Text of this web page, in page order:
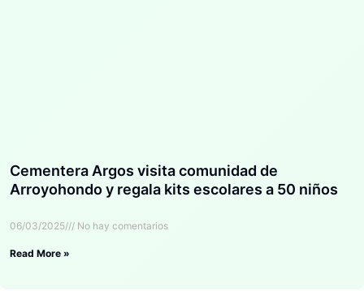
Cementera Argos visita comunidad de
Arroyohondo y regala kits escolares a 50 niños
06/03/2025 No hay comentarios
Read More »